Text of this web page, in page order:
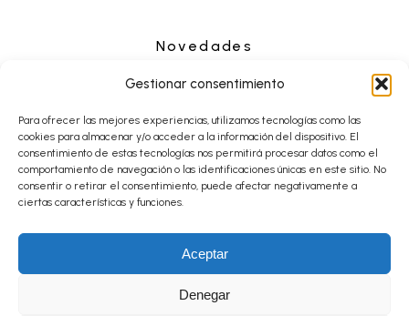
Gestionar consentimiento
Para ofrecer las mejores experiencias, utilizamos tecnologías como las
cookies para almacenar y/o acceder a la información del dispositivo. El
consentimiento de estas tecnologías nos permitirá procesar datos como el
comportamiento de navegación o las identificaciones únicas en este sitio. No
consentir o retirar el consentimiento, puede afectar negativamente a
ciertas características y funciones.
Aceptar
Denegar
Novedades
Noticias
Eventos
Contacto
© Desde 2013 CopyRight FESACOCUR.ES - Todos los derechos
reservados.